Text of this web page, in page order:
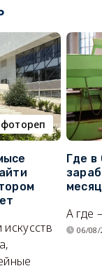
фотореп
Где в
месяц
А где
06/08/